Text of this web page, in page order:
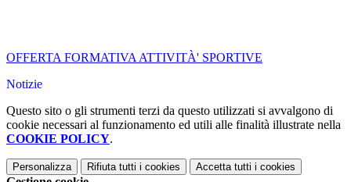
OFFERTA FORMATIVA ATTIVITÀ' SPORTIVE
Notizie
Questo sito o gli strumenti terzi da questo utilizzati si avvalgono di
cookie necessari al funzionamento ed utili alle finalità illustrate nella
COOKIE POLICY.
Personalizza Rifiuta tutti i cookies Accetta tutti i cookies